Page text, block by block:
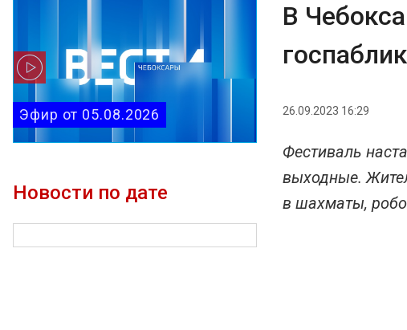
Эфир от 05.08.2026
Новости по дате
В
26.09.2023 16:29
Фестиваль
выходные.
в шахматы,